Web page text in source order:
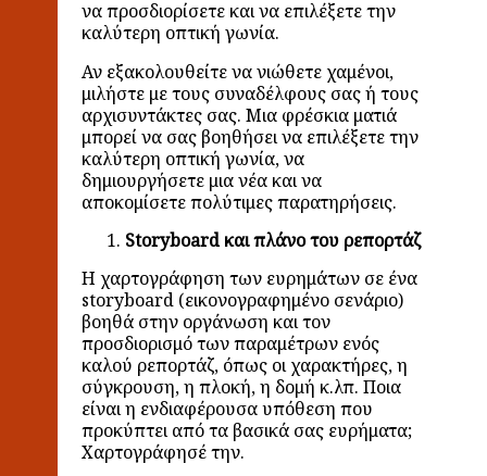
να προσδιορίσετε και να επιλέξετε την
καλύτερη οπτική γωνία.
Αν εξακολουθείτε να νιώθετε χαμένοι,
μιλήστε με τους συναδέλφους σας ή τους
αρχισυντάκτες σας. Μια φρέσκια ματιά
μπορεί να σας βοηθήσει να επιλέξετε την
καλύτερη οπτική γωνία, να
δημιουργήσετε μια νέα και να
αποκομίσετε πολύτιμες παρατηρήσεις.
Storyboard και πλάνο του ρεπορτάζ
Η χαρτογράφηση των ευρημάτων σε ένα
storyboard (εικονογραφημένο σενάριο)
βοηθά στην οργάνωση και τον
προσδιορισμό των παραμέτρων ενός
καλού ρεπορτάζ, όπως οι χαρακτήρες, η
σύγκρουση, η πλοκή, η δομή κ.λπ. Ποια
είναι η ενδιαφέρουσα υπόθεση που
προκύπτει από τα βασικά σας ευρήματα;
Χαρτογράφησέ την.